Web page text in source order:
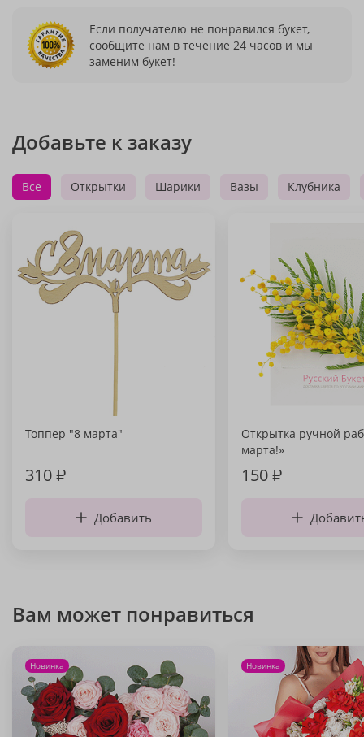
Если получателю не понравился букет,
сообщите нам в течение 24 часов и мы
заменим букет!
Добавьте к заказу
Все Открытки Шарики Вазы Клубника
Топпер "8 марта"
310₽
Добавить
Открытка ручной
марта!»
150₽
Вам может понравиться
Новинка Новинка